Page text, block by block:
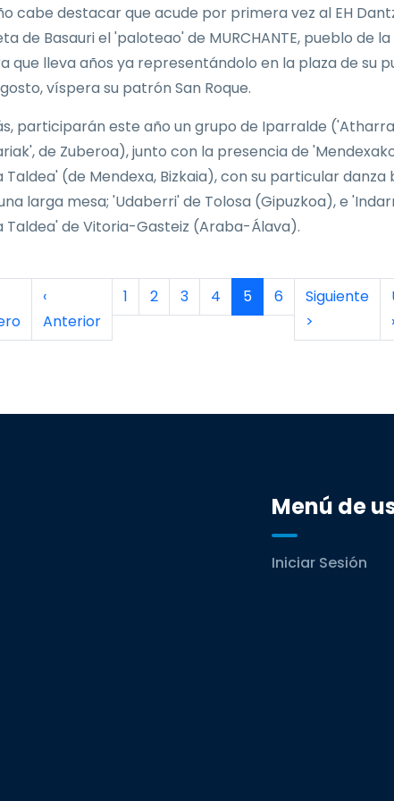
cabe destacar que acude por primera vez al EH
de Basauri el 'paloteao' de MURCHANTE, pueblo de
que lleva años ya representándolo en la plaza de su
víspera su patrón San Roque.
participarán este año un grupo de Iparralde
de Zuberoa), junto con la presencia de
Taldea' (de Mendexa, Bizkaia), con su particular danza
larga mesa; 'Udaberri' de Tolosa (Gipuzkoa), e
Taldea' de Vitoria-Gasteiz (Araba-Álava).
páginaPágina anterior
‹
Anterior
Página
1 Página
2 Página
3 Página
4 Página actual
5 Página
6 Siguiente
Siguiente
>
Menú de
Iniciar Sesión